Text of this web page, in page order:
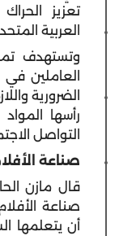
تعزيز
العربية
وتستهدف
العاملين
الضرورية
رأسها
التواصل
صناعة
قال مازن
صناعة